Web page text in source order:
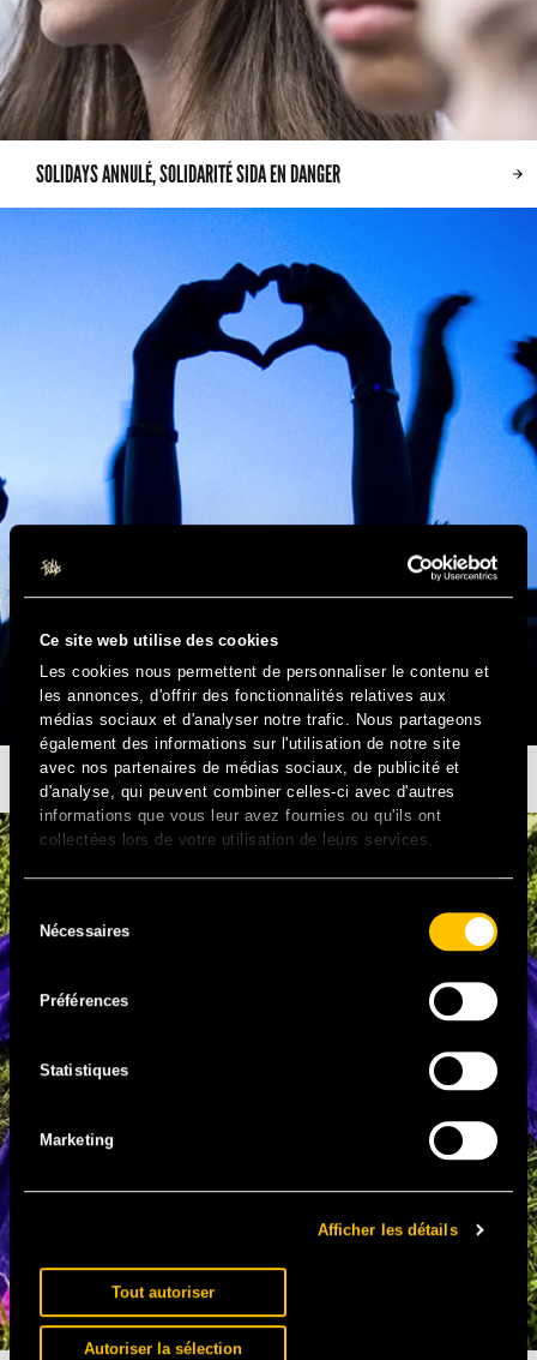
Ce site web utilise des cookies
Les cookies nous permettent de personnaliser le contenu et
les annonces, d'offrir des fonctionnalités relatives aux
médias sociaux et d'analyser notre trafic. Nous partageons
également des informations sur l'utilisation de notre site
avec nos partenaires de médias sociaux, de publicité et
d'analyse, qui peuvent combiner celles-ci avec d'autres
informations que vous leur avez fournies ou qu'ils ont
collectées lors de votre utilisation de leurs services.
duNécessaires
Préférences
Statistiques
Marketing
Afficher les détails
Tout autoriser
Autoriser la sélection
SOLIDAYS ANNULÉ, SOLIDARITÉ SIDA EN DANGER
MERCI D’ÊTRE LÀ